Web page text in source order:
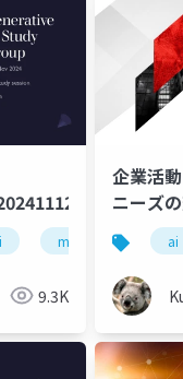
machine learning
9.3K
企業活
ニーズ
ai